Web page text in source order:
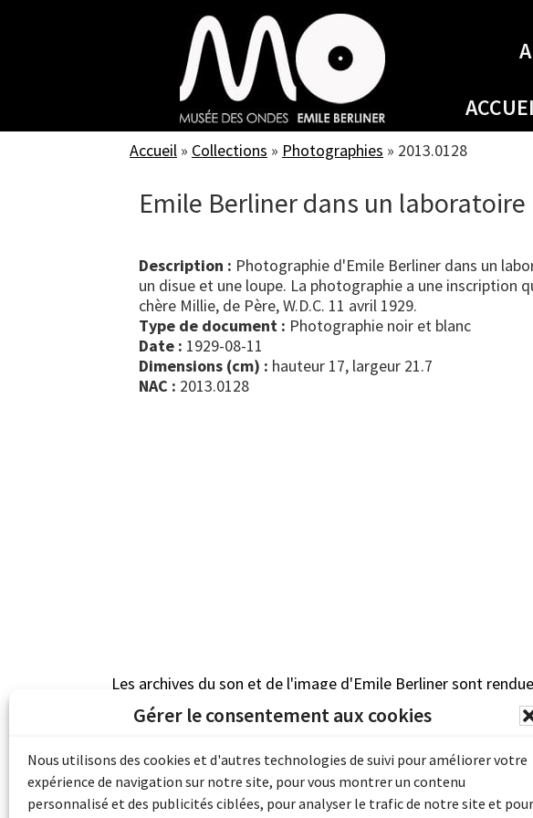
Gérer le consentement aux cookies
Nous utilisons des cookies et d'autres technologies de suivi pour améliorer votre
expérience de navigation sur notre site, pour vous montrer un contenu
personnalisé et des publicités ciblées, pour analyser le trafic de notre site et pour
Accueil » Collections » Photographies » 2013.0128
Emile Berliner dans un laboratoire
Description : Photographie d'Emile Berliner dans un
un disue et une loupe. La photographie a une inscription
chère Millie, de Père, W.D.C. 11 avril 1929.
Type de document :
photographie noir et blanc
Date : 1929-08-11
Dimensions (cm) : hauteur 17, largeur 21.7
NAC : 2013.0128
Les archives du son et de l'image d'Emile Berliner sont
grâce au financement de Bibliothèque et Archives Canada
pour les collectivités du patrimoine documentaire) et du